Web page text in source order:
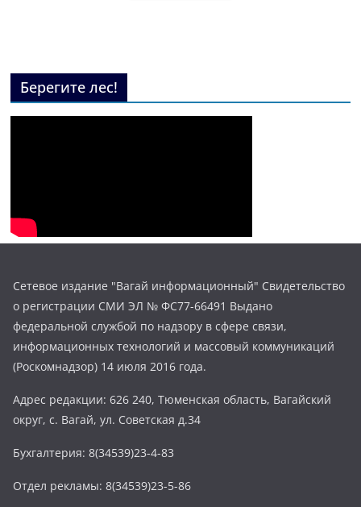
Берегите лес!
Сетевое издание "Вагай информационный" Свидетельство
о регистрации СМИ ЭЛ № ФС77-66491 Выдано
федеральной службой по надзору в сфере связи,
информационных технологий и массовый коммуникаций
(Роскомнадзор) 14 июля 2016 года.
Адрес редакции: 626 240, Тюменская область, Вагайский
округ, с. Вагай, ул. Советская д.34
Бухгалтерия: 8(34539)23-4-83
Отдел рекламы: 8(34539)23-5-86